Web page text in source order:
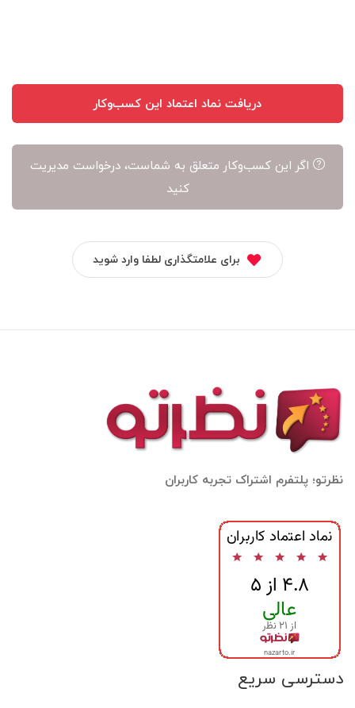
دریافت نماد اعتماد این کسب‌وکار
اگر این کسب‌وکار متعلق به شماست، درخواست مدیریت
کنید
برای علامتگذاری لطفا وارد شوید
نظرتو؛ پلتفرم اشتراک تجربه کاربران
دسترسی سریع